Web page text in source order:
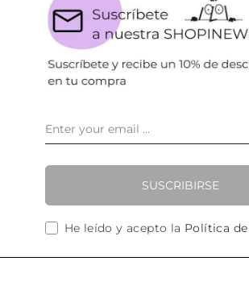
SUSCRIBIRSE
He leído y acepto la Política